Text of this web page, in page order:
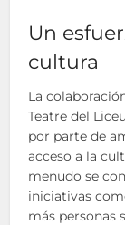
Un
cultura
La
Teatre del
por parte de
acceso a la
menudo se
iniciativas
más personas